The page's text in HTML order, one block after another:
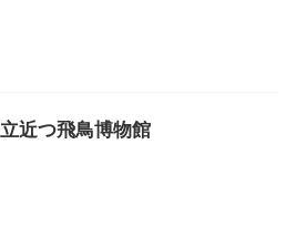
近つ飛鳥博物館